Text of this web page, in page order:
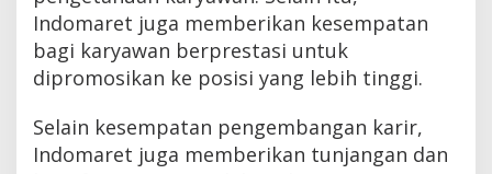
Indomaret juga memberikan kesempatan
bagi karyawan berprestasi untuk
dipromosikan ke posisi yang lebih tinggi.
Selain kesempatan pengembangan karir,
Indomaret juga memberikan tunjangan dan